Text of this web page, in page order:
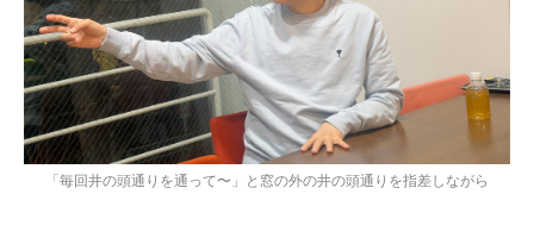
「毎回井の頭通りを通って〜」と窓の外の井の頭通りを指差しながら